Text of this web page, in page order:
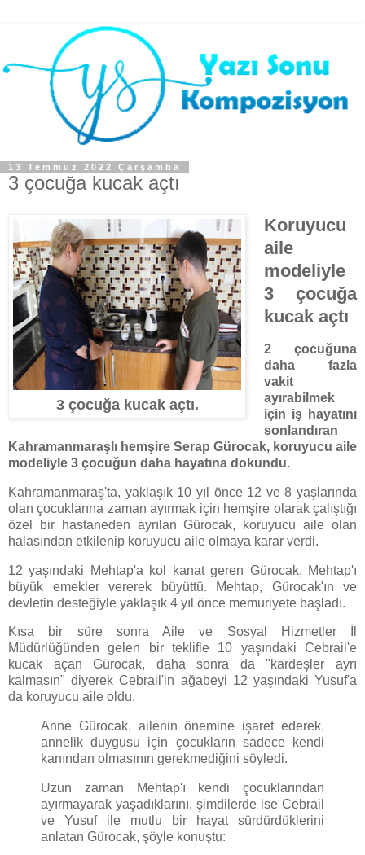
13 Temmuz 2022 Çarşamba
3 çocuğa kucak açtı
3 çocuğa kucak açtı.
Koruyucu
aile
modeliyle
3 çocuğa
kucak açtı
2 çocuğuna
daha fazla
vakit
ayırabilmek
için iş hayatını
sonlandıran
Kahramanmaraşlı hemşire Serap Gürocak, koruyucu aile
modeliyle 3 çocuğun daha hayatına dokundu.
Kahramanmaraş'ta, yaklaşık 10 yıl önce 12 ve 8 yaşlarında
olan çocuklarına zaman ayırmak için hemşire olarak çalıştığı
özel bir hastaneden ayrılan Gürocak, koruyucu aile olan
halasından etkilenip koruyucu aile olmaya karar verdi.
12 yaşındaki Mehtap'a kol kanat geren Gürocak, Mehtap'ı
büyük emekler vererek büyüttü. Mehtap, Gürocak'ın ve
devletin desteğiyle yaklaşık 4 yıl önce memuriyete başladı.
Kısa bir süre sonra Aile ve Sosyal Hizmetler İl
Müdürlüğünden gelen bir teklifle 10 yaşındaki Cebrail'e
kucak açan Gürocak, daha sonra da "kardeşler ayrı
kalmasın" diyerek Cebrail'in ağabeyi 12 yaşındaki Yusuf'a
da koruyucu aile oldu.
Anne Gürocak, ailenin önemine işaret ederek,
annelik duygusu için çocukların sadece kendi
kanından olmasının gerekmediğini söyledi.
Uzun zaman Mehtap'ı kendi çocuklarından
ayırmayarak yaşadıklarını, şimdilerde ise Cebrail
ve Yusuf ile mutlu bir hayat sürdürdüklerini
anlatan Gürocak, şöyle konuştu: